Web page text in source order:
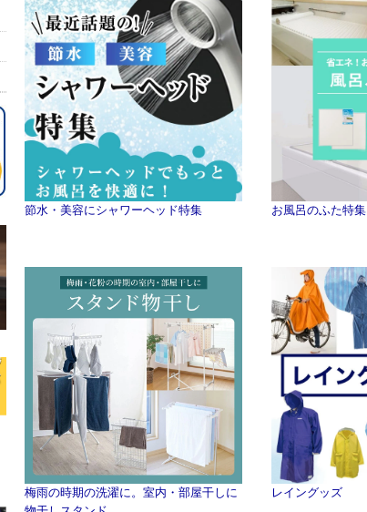
節水・美容にシャワーヘッド特集 お風呂のふた特集
梅雨の時期の洗濯に。室内・部屋干しに
レイングッズ